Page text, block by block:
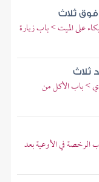
فوق ثلاث
على الميت > باب زيارة
ثلاث
> باب الأكل من
الرخصة في الأوعية بعد